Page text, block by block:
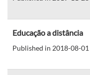
Educação a distância
Published in 2018-08-